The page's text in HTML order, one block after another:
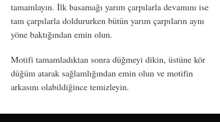
tamamlayın. İlk basamağı yarım çarpılarla devamını ise
tam çarpılarla doldururken bütün yarım çarpıların aynı
yöne baktığından emin olun.
Motifi tamamladıktan sonra düğmeyi dikin, üstüne kör
düğüm atarak sağlamlığından emin olun ve motifin
arkasını olabildiğince temizleyin.